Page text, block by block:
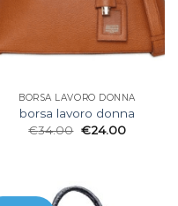
BORSA LAVORO DONNA
borsa lavoro donna
€34.00 €24.00